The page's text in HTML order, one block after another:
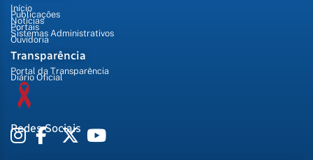
Início
Publicações
Notícias
Portais
Sistemas Administrativos
Ouvidoria
Transparência
Portal da Transparência
Diário Oficial
Redes Sociais